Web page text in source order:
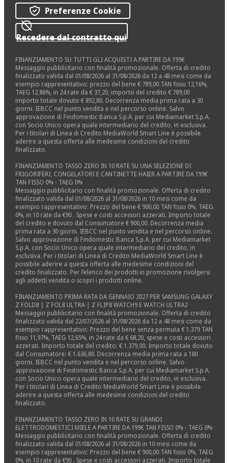
Preferenze Cookie
Recedere dal contratto qui
FINANZIAMENTO SU TUTTI GLI ACQUISTI A PARTIRE DA 199€
Messaggio pubblicitario con finalità promozionale. Offerta di credito
finalizzato valida dal 01/08/2026 al 31/08/2026 da 12 a 48 mesi come da
esempio rappresentativo: prezzo del bene € 789,00 TAN fisso 12,16%,
TAEG 12,86%, in 24 rate da € 37,20, importo del credito € 789,00
importo totale dovuto € 892,80. Decorrenza media prima rata a 30
giorni. IEBCC nel punto vendita e nel percorso online. Salvo
approvazione di Findomestic Banca S.p.A. per cui Mediamarket S.p.A.
con Socio Unico opera quale intermediario del credito, in esclusiva.
Per i titolari di Linea di Credito MediaWorld Smart Line è possibile
aderire a questa offerta alle medesime condizioni del credito
finalizzato.
FINANZIAMENTO TASSO ZERO IN 10 RATE SU UNA SELEZIONE DI
FRIGORIFERI, CONGELATORI E CANTINETTE HAIER A PARTIRE DA 199€
TAN FISSO 0% - TAEG 0%
Messaggio pubblicitario con finalità promozionale. Offerta di credito
finalizzato valida dal 01/08/2026 al 31/08/2026 in 10 mesi come da
esempio rappresentativo: Prezzo del bene € 900,00 TAN fisso 0%, TAEG
0%, in 10 rate da €90 . Spese e costi accessori azzerati. Importo totale
del credito e dovuto dal Consumatore € 900,00. Decorrenza media
prima rata a 30 giorni. IEBCC nel punto vendita e nel percorso online.
Salvo approvazione di Findomestic Banca S.p.A. per cui Mediamarket
S.p.A. con Socio Unico opera quale intermediario del credito, in
esclusiva. Per i titolari di Linea di Credito MediaWorld Smart Line è
possibile aderire a questa offerta alle medesime condizioni del
credito finalizzato. Per l’elenco dei prodotti in promozione rivolgersi
agli addetti vendita o scopri i prodotti online.
FINANZIAMENTO PRIMA RATA DA GENNAIO 2027 PER SAMSUNG GALAXY
Z FOLD8 | Z FOL8 ULTRA | Z FLIP8 WATCH9 E WATCH ULTRA2
Messaggio pubblicitario con finalità promozionale. Offerta di credito
finalizzato valida dal 22/07/2026 al 31/08/2026 da 12 a 48 mesi come da
esempio rappresentativo: Prezzo del bene senza permuta € 1.379 TAN
fisso 11,97%, TAEG 12,65%, in 24 rate da € 68,20, spese e costi accessori
azzerati. Importo totale del credito: € 1.379,00. Importo totale dovuto
dal Consumatore: € 1.636,80. Decorrenza media prima rata a 180
giorni. IEBCC nel punto vendita e nel percorso online. Salvo
approvazione di Findomestic Banca S.p.A. per cui Mediamarket S.p.A.
con Socio Unico opera quale intermediario del credito, in esclusiva.
Per i titolari di Linea di Credito MediaWorld Smart Line è possibile
aderire a questa offerta alle medesime condizioni del credito
finalizzato.
FINANZIAMENTO TASSO ZERO IN 10 RATE SU GRANDI
ELETTRODOMESTICI MIELE A PARTIRE DA 199€ TAN FISSO 0% - TAEG 0%
Messaggio pubblicitario con finalità promozionale. Offerta di credito
finalizzato valida dal 01/08/2026 al 31/08/2026 in 10 mesi come da
esempio rappresentativo: Prezzo del bene € 900,00 TAN fisso 0%, TAEG
0%, in 10 rate da €90 . Spese e costi accessori azzerati. Importo totale